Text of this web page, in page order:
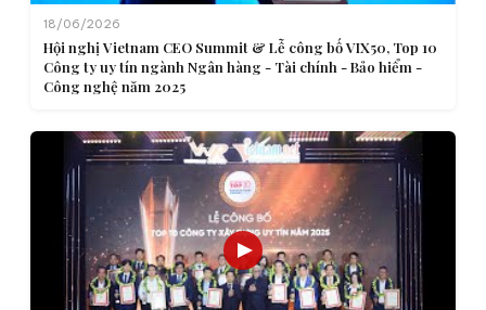
18/06/2026
Hội nghị Vietnam CEO Summit & Lễ công bố VIX50, Top 10
Công ty uy tín ngành Ngân hàng - Tài chính - Bảo hiểm -
Công nghệ năm 2025